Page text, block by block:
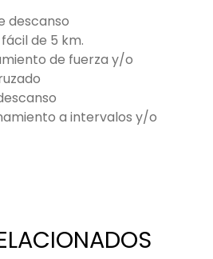
descanso
de 5 km.
de fuerza y/o
a intervalos y/o